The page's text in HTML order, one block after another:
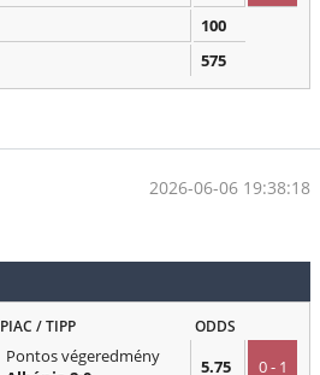
100
575
2026-06-06 19:38:18
PIAC / TIPP ODDS
Pontos végeredmény
5.75 0 - 1